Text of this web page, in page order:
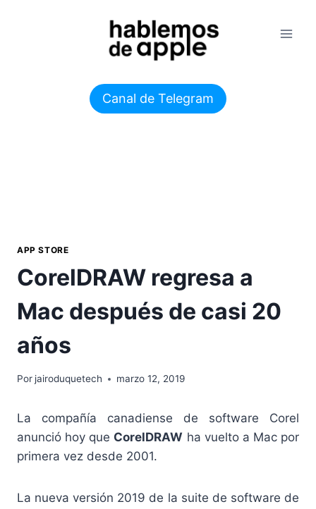
Canal de Telegram
APP STORE
CorelDRAW regresa a
Mac después de casi 20
años
Por jairoduquetech marzo 12, 2019
La compañía canadiense de software Corel
anunció hoy que CorelDRAW ha vuelto a Mac por
primera vez desde 2001.
La nueva versión 2019 de la suite de software de